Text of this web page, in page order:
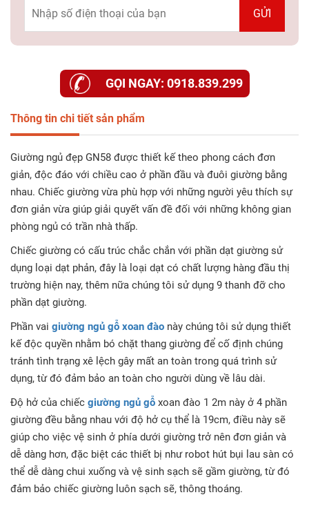
GỌI NGAY: 0918.839.299
Thông tin chi tiết sản phẩm
Giường ngủ đẹp GN58 được thiết kế theo phong cách đơn
giản, độc đáo với chiều cao ở phần đầu và đuôi giường bằng
nhau. Chiếc giường vừa phù hợp với những người yêu thích sự
đơn giản vừa giúp giải quyết vấn đề đối với những không gian
phòng ngủ có trần nhà thấp.
Chiếc giường có cấu trúc chắc chắn với phần dạt giường sử
dụng loại dạt phản, đây là loại dạt có chất lượng hàng đầu thị
trường hiện nay, thêm nữa chúng tôi sử dụng 9 thanh đỡ cho
phần dạt giường.
Phần vai giường ngủ gỗ xoan đào này chúng tôi sử dụng thiết
kế độc quyền nhằm bó chặt thang giường để cố định chúng
tránh tình trạng xê lệch gây mất an toàn trong quá trình sử
dụng, từ đó đảm bảo an toàn cho người dùng về lâu dài.
Độ hở của chiếc giường ngủ gỗ xoan đào 1 2m này ở 4 phần
giường đều bằng nhau với độ hở cụ thể là 19cm, điều này sẽ
giúp cho việc vệ sinh ở phía dưới giường trở nên đơn giản và
dễ dàng hơn, đặc biệt các thiết bị như robot hút bụi lau sàn có
thể dễ dàng chui xuống và vệ sinh sạch sẽ gầm giường, từ đó
đảm bảo chiếc giường luôn sạch sẽ, thông thoáng.